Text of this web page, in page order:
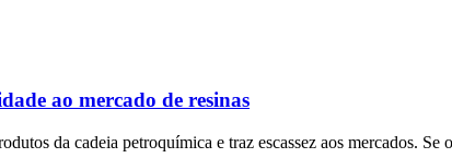
ao mercado de resinas
da cadeia petroquímica e traz escassez aos mercados.